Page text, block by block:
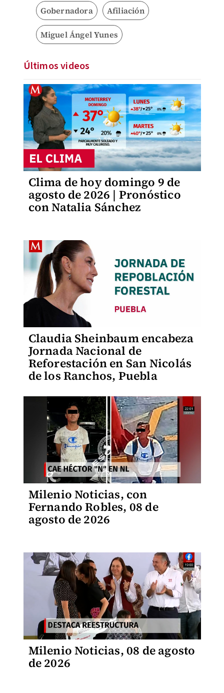
Gobernadora Afiliación
Miguel Ángel Yunes
Últimos videos
Clima de hoy domingo 9 de
agosto de 2026 | Pronóstico
con Natalia Sánchez
Claudia Sheinbaum encabeza
Jornada Nacional de
Reforestación en San Nicolás
de los Ranchos, Puebla
Milenio Noticias, con
Fernando Robles, 08 de
agosto de 2026
Milenio Noticias, 08 de agosto
de 2026